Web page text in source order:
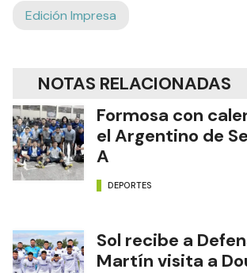
Edición Impresa
NOTAS RELACIONADAS
Formosa con
el Argentino de
A
DEPORTES
Sol recibe a
Martín visita a